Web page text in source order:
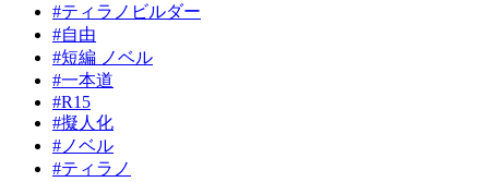
#ティラノビルダー
#自由
#短編 ノベル
#一本道
#R15
#擬人化
#ノベル
#ティラノ